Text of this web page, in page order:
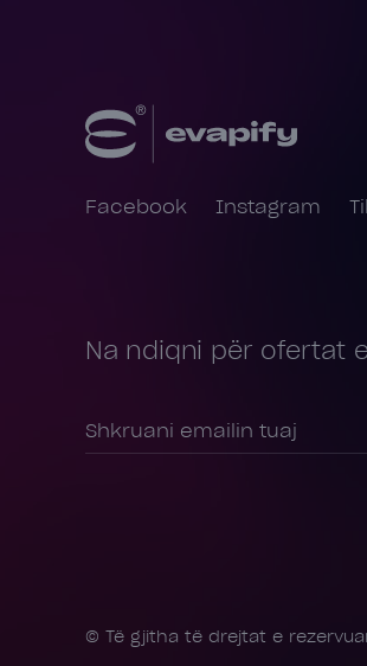
Facebook Instagram
Na ndiqni për ofertat
© Të gjitha të drejtat e